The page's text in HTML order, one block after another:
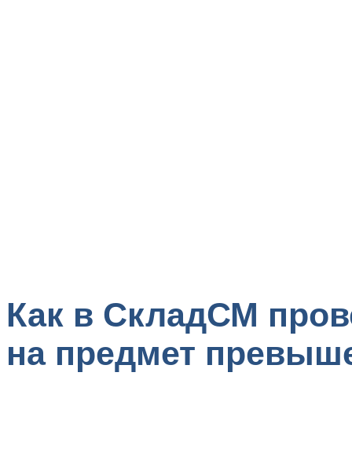
Как в СкладСМ
на предмет